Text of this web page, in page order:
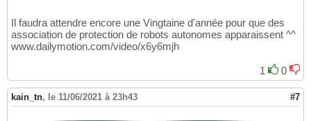
Il faudra attendre encore une Vingtaine d'année pour que des
association de protection de robots autonomes apparaissent ^^
www.dailymotion.com/video/x6y6mjh
1 0
kain_tn, le 11/06/2021 à 23h43 #7